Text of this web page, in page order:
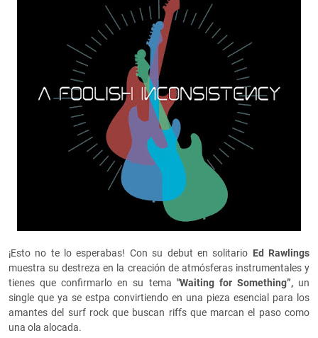
¡Esto no te lo esperabas! Con su debut en solitario Ed Rawlings
muestra su destreza en la creación de atmósferas instrumentales y
tienes que confirmarlo en su tema "Waiting for Something”,un
single que ya se estpa convirtiendo en una pieza esencial para los
amantes del surf rock que buscan riffs que marcan el paso como
una ola alocada.